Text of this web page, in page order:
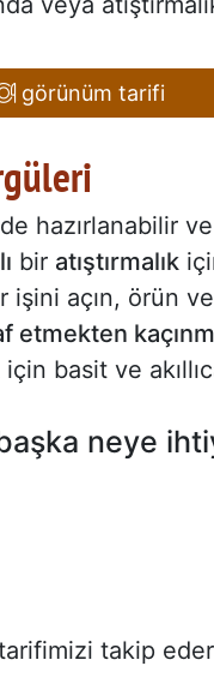
görünüm tarifi
hazırlanabilir
bir atıştırmalık
işini açın, örün
etmekten
basit ve
neye
takip